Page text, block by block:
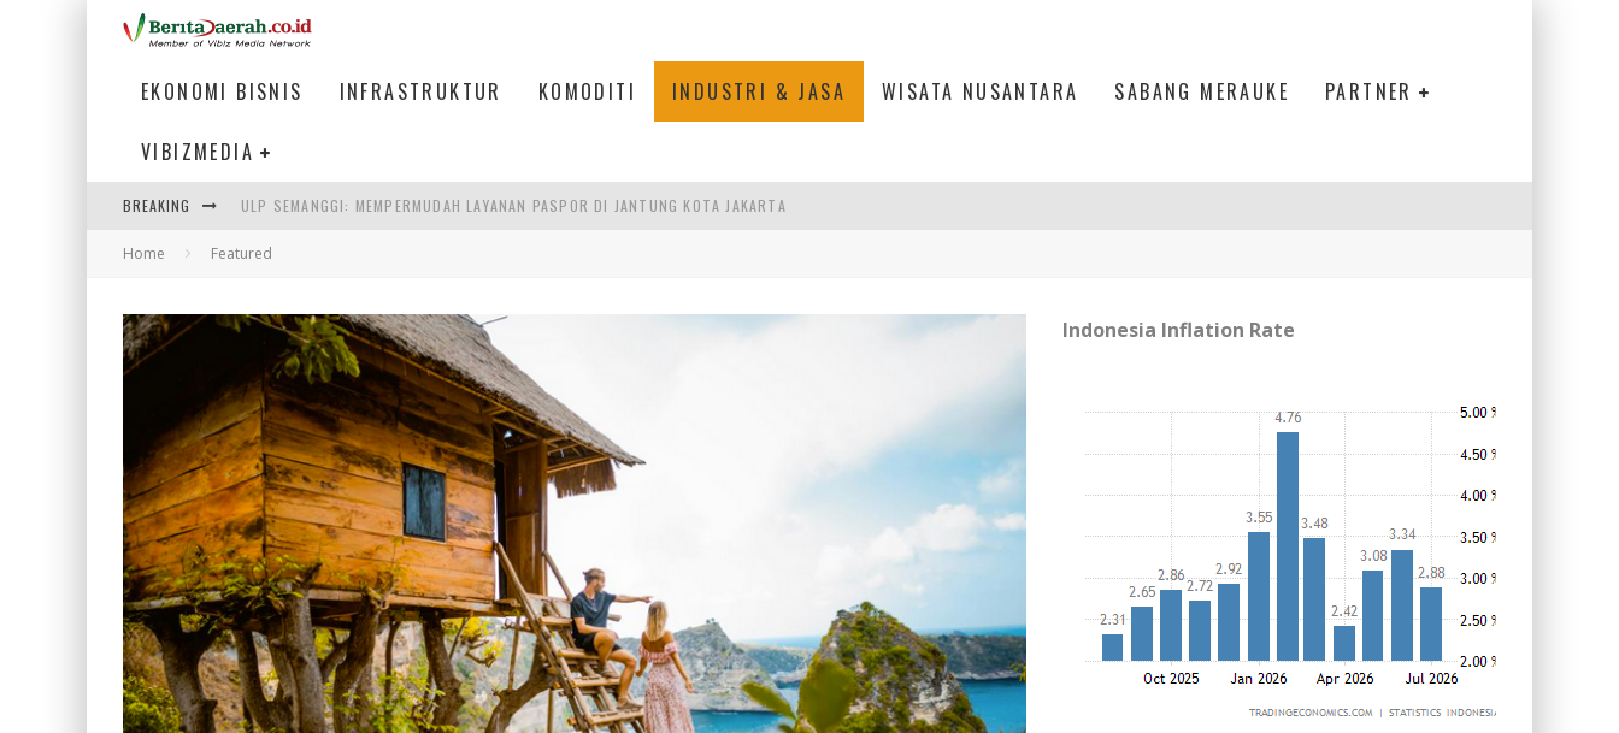
EKONOMI BISNIS INFRASTRUKTUR KOMODITI INDUSTRI & JASA WISATA NUSANTARA SABANG MERAUKE PARTNER
VIBIZMEDIA
BREAKING
ULP SEMANGGI: MEMPERMUDAH LAYANAN PASPOR DI JANTUNG KOTA JAKARTA
BAKMI PANGSIT AYAM, KULINER LEGENDARIS DI PASAR BARU JAKARTA
KETIKA INSTITUSI MENENTUKAN MASA DEPAN INDONESIA
Home Featured
Indonesia Inflation Rate